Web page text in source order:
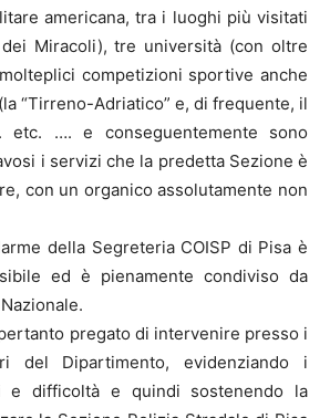
americana, tra i luoghi più visitati
Miracoli), tre università (con oltre
competizioni sportive anche
“Tirreno-Adriatico” e, di frequente, il
etc. …. e conseguentemente sono
i servizi che la predetta Sezione è
con un organico assolutamente non
della Segreteria COISP di Pisa è
ed è pienamente condiviso da
pregato di intervenire presso i
del Dipartimento, evidenziando i
e difficoltà e quindi sostenendo la